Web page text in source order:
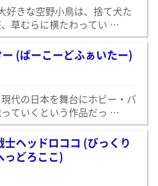
好きな空野小鳥は、捨て犬た
草むらに横たわってい …
(ばーこーどふぁいたー)
代の日本を舞台にホビー・バ
ていくという作品だっ …
士ヘッドロココ (びっくり
っどろここ)